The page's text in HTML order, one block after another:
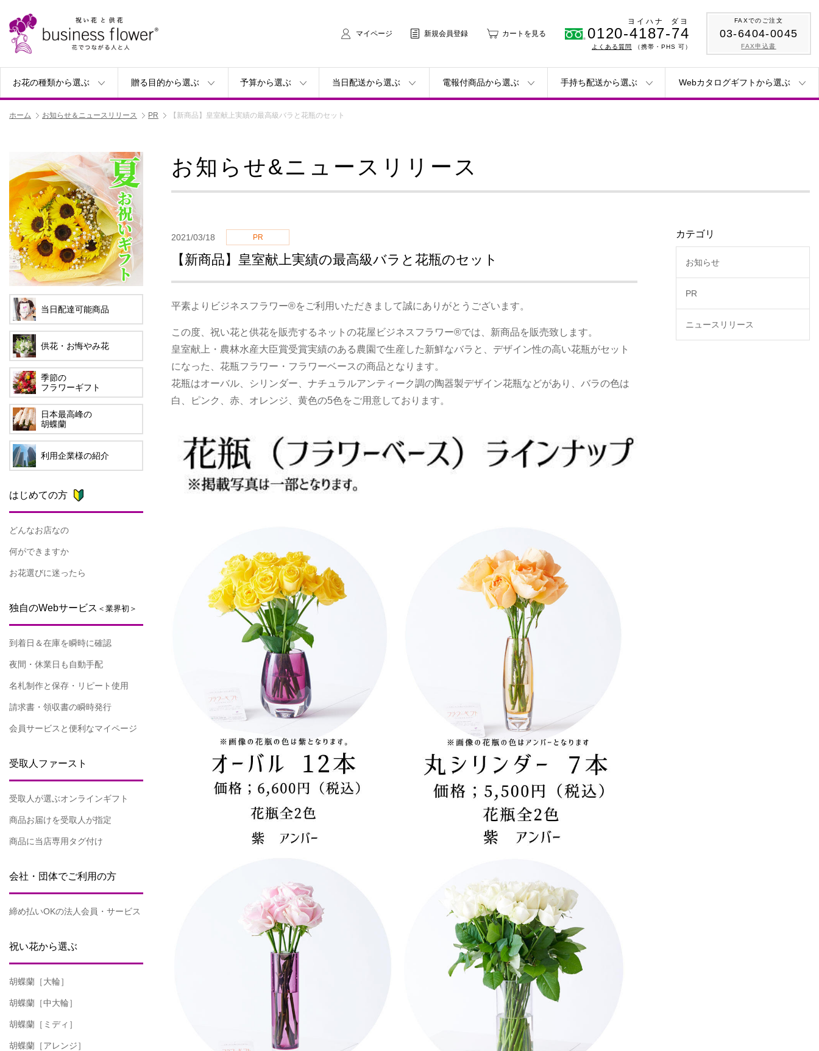
マイページ 新規会員登録 カートを見る
ヨイハナ ダヨ
0120-4187-74
よくある質問 （携帯・PHS 可）
FAXでのご注文
03-6404-0045
FAX申込書
お花の種類から選ぶ 贈る目的から選ぶ 予算から選ぶ 当日配送から選ぶ 電報付商品から選ぶ 手持ち配送から選ぶ Webカタログギフトから選ぶ
ホーム お知らせ＆ニュースリリース PR 【新商品】皇室献上実績の最高級バラと花瓶のセット
お知らせ&ニュースリリース
2021/03/18 PR
【新商品】皇室献上実績の最高級バラと花瓶のセット
平素よりビジネスフラワー®をご利用いただきまして誠にありがとうございます。
この度、祝い花と供花を販売するネットの花屋ビジネスフラワー®では、新商品を販売致します。
皇室献上・農林水産大臣賞受賞実績のある農園で生産した新鮮なバラと、デザイン性の高い花瓶がセット
になった、花瓶フラワー・フラワーベースの商品となります。
花瓶はオーバル、シリンダー、ナチュラルアンティーク調の陶器製デザイン花瓶などがあり、バラの色は
白、ピンク、赤、オレンジ、黄色の5色をご用意しております。
カテゴリ
お知らせ
PR
ニュースリリース
当日配達可能商品
供花・お悔やみ花
季節の
フラワーギフト
日本最高峰の
胡蝶蘭
利用企業様の紹介
はじめての方
どんなお店なの
何ができますか
お花選びに迷ったら
独自のWebサービス ＜業界初＞
到着日＆在庫を瞬時に確認
夜間・休業日も自動手配
名札制作と保存・リピート使用
請求書・領収書の瞬時発行
会員サービスと便利なマイページ
受取人ファースト
受取人が選ぶオンラインギフト
商品お届けを受取人が指定
商品に当店専用タグ付け
会社・団体でご利用の方
締め払いOKの法人会員・サービス
祝い花から選ぶ
胡蝶蘭［大輪］
胡蝶蘭［中大輪］
胡蝶蘭［ミディ］
胡蝶蘭［アレンジ］